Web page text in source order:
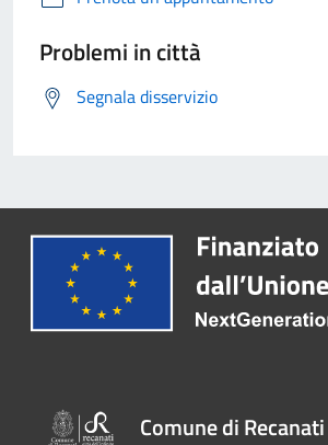
Problemi in città
Segnala disservizio
Comune di Recanati